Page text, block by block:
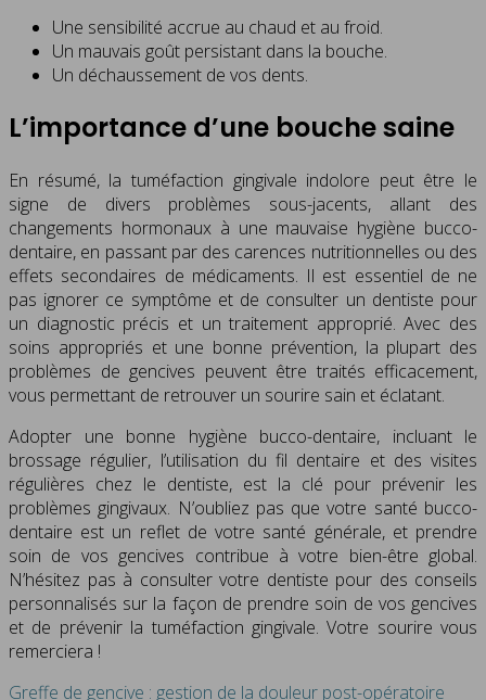
Une sensibilité accrue au chaud et au froid.
Un mauvais goût persistant dans la bouche.
Un déchaussement de vos dents.
L’importance d’une bouche saine
En résumé, la tuméfaction gingivale indolore peut être le
signe de divers problèmes sous-jacents, allant des
changements hormonaux à une mauvaise hygiène bucco-
dentaire, en passant par des carences nutritionnelles ou des
effets secondaires de médicaments. Il est essentiel de ne
pas ignorer ce symptôme et de consulter un dentiste pour
un diagnostic précis et un traitement approprié. Avec des
soins appropriés et une bonne prévention, la plupart des
problèmes de gencives peuvent être traités efficacement,
vous permettant de retrouver un sourire sain et éclatant.
Adopter une bonne hygiène bucco-dentaire, incluant le
brossage régulier, l’utilisation du fil dentaire et des visites
régulières chez le dentiste, est la clé pour prévenir les
problèmes gingivaux. N’oubliez pas que votre santé bucco-
dentaire est un reflet de votre santé générale, et prendre
soin de vos gencives contribue à votre bien-être global.
N’hésitez pas à consulter votre dentiste pour des conseils
personnalisés sur la façon de prendre soin de vos gencives
et de prévenir la tuméfaction gingivale. Votre sourire vous
remerciera !
Greffe de gencive : gestion de la douleur post-opératoire